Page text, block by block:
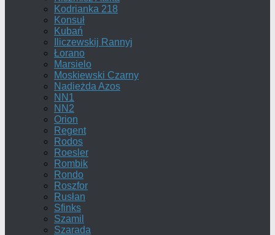
Kodrianka 218
Konsuł
Kubań
Iliczewskij Rannyj
Łorano
Marsielo
Moskiewski Czarny
Nadieżda Azos
NN1
NN2
Orion
Regent
Rodos
Roesler
Rombik
Rondo
Roszfor
Rusłan
Sfinks
Szamil
Szarada